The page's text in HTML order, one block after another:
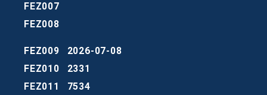
FEZ007
FEZ008
FEZ009
2026-07-08
FEZ010
2331
FEZ011
7534